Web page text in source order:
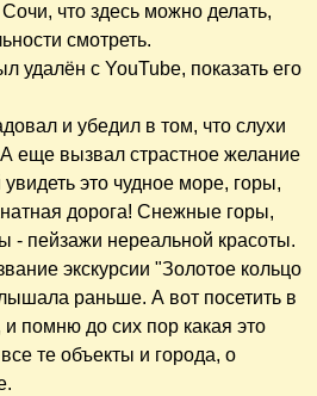
что здесь можно делать,
смотреть.
удалён с YouTube, показать его
и убедил в том, что слухи
еще вызвал страстное желание
это чудное море, горы,
дорога! Снежные горы,
- пейзажи нереальной красоты.
экскурсии "Золотое кольцо
раньше. А вот посетить в
помню до сих пор какая это
те объекты и города, о